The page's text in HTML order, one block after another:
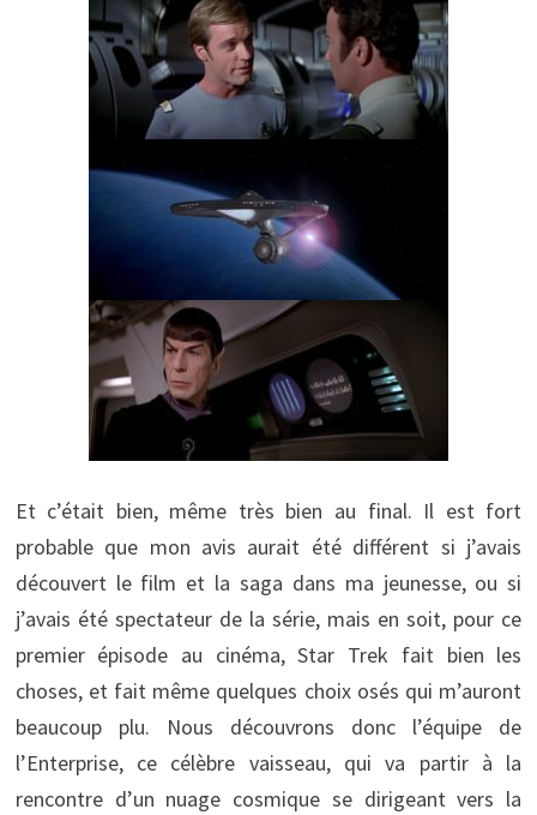
Et c’était bien, même très bien au final. Il est fort
probable que mon avis aurait été différent si j’avais
découvert le film et la saga dans ma jeunesse, ou si
j’avais été spectateur de la série, mais en soit, pour ce
premier épisode au cinéma, Star Trek fait bien les
choses, et fait même quelques choix osés qui m’auront
beaucoup plu. Nous découvrons donc l’équipe de
l’Enterprise, ce célèbre vaisseau, qui va partir à la
rencontre d’un nuage cosmique se dirigeant vers la